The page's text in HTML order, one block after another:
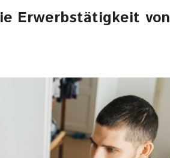
Erwerbstätigkeit von